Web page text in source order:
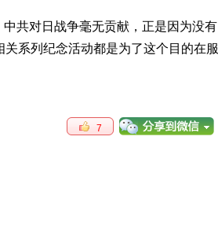
共对日战争毫无贡献，正是因为没有
系列纪念活动都是为了这个目的在服
7